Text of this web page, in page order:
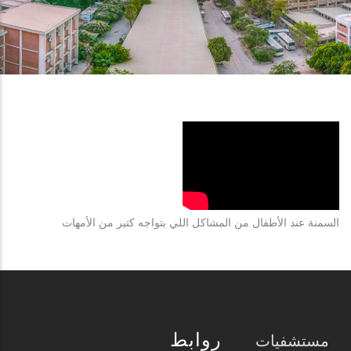
السمنة عند الأطفال من المشاكل اللي بتواجه كتير من الأمهات
مستشفيات
روابط